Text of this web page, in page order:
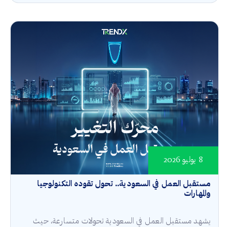
مستقبل العمل في السعودية.. تحول تقوده التكنولوجيا
والمهارات
8 يوليو 2026
يشهد مستقبل العمل في السعودية تحولات متسارعة، حيث